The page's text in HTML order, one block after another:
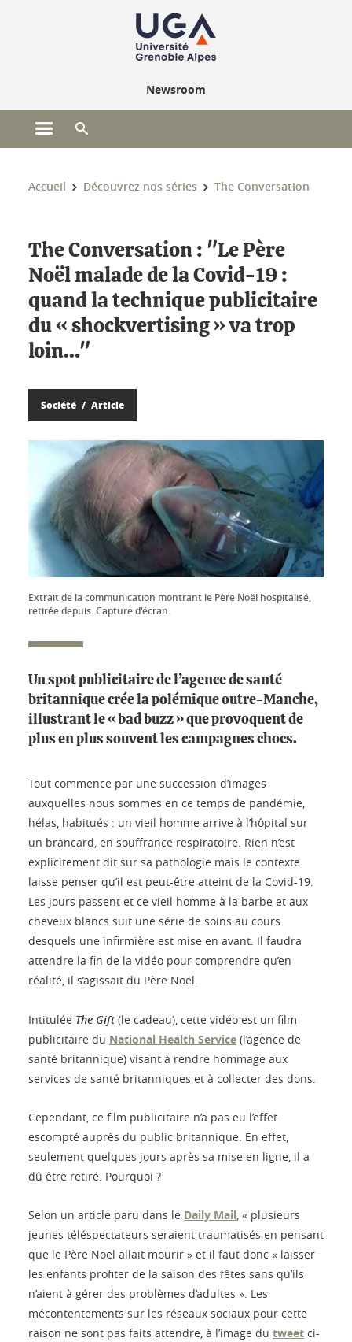
Newsroom
Ouvrir le menu principal
Vous êtes ici :
Accueil Découvrez nos séries The Conversation
The Conversation : "Le Père
Noël malade de la Covid-19 :
quand la technique publicitaire
du « shockvertising » va trop
loin…"
Société Article
Extrait de la communication montrant le Père Noël hospitalisé,
retirée depuis. Capture d'écran.
Un spot publicitaire de l’agence de santé
britannique crée la polémique outre-Manche,
illustrant le « bad buzz » que provoquent de
plus en plus souvent les campagnes chocs.
Tout commence par une succession d’images
auxquelles nous sommes en ce temps de pandémie,
hélas, habitués : un vieil homme arrive à l’hôpital sur
un brancard, en souffrance respiratoire. Rien n’est
explicitement dit sur sa pathologie mais le contexte
laisse penser qu’il est peut-être atteint de la Covid-19.
Les jours passent et ce vieil homme à la barbe et aux
cheveux blancs suit une série de soins au cours
desquels une infirmière est mise en avant. Il faudra
attendre la fin de la vidéo pour comprendre qu’en
réalité, il s’agissait du Père Noël.
Intitulée The Gift(le cadeau), cette vidéo est un film
publicitaire du National Health Service (l’agence de
santé britannique) visant à rendre hommage aux
services de santé britanniques et à collecter des dons.
Cependant, ce film publicitaire n’a pas eu l’effet
escompté auprès du public britannique. En effet,
seulement quelques jours après sa mise en ligne, il a
dû être retiré. Pourquoi ?
Selon un article paru dans le Daily Mail, « plusieurs
jeunes téléspectateurs seraient traumatisés en pensant
que le Père Noël allait mourir » et il faut donc « laisser
les enfants profiter de la saison des fêtes sans qu’ils
n’aient à gérer des problèmes d’adultes ». Les
mécontentements sur les réseaux sociaux pour cette
raison ne sont pas faits attendre, à l’image du tweet ci-